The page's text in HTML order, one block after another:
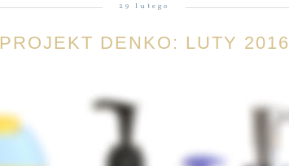
29 lutego
PROJEKT DENKO: LUTY 2016